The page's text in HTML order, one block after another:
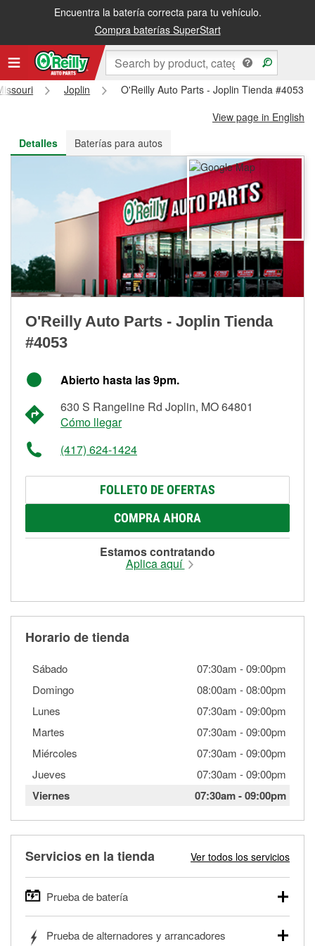
Encuentra la batería correcta para tu vehículo.
Compra baterías SuperStart
Recibe tu orden gratis al día siguiente o recógela en la tienda
Joplin
O'Reilly Auto Parts - Joplin Tienda #4053
View page in English
Detalles
Baterías para autos
O'Reilly Auto Parts - Joplin Tienda
#4053
Abierto hasta las 9pm.
630 S Rangeline Rd Joplin, MO 64801
Cómo llegar
(417) 624-1424
FOLLETO DE OFERTAS
COMPRA AHORA
Estamos contratando
Aplica aquí
Horario de tienda
Sábado 07:30am -09:00pm
Domingo
08:00am -08:00pm
Lunes
07:30am -09:00pm
Martes
07:30am -09:00pm
Miércoles
07:30am -09:00pm
Jueves
07:30am -09:00pm
Viernes 07:30am-09:00pm
Servicios en la tienda Ver todos los servicios
Prueba de batería
autos, camionetas, SUVs, vehículos comerciales y
Prueba de alternadores y arrancadores